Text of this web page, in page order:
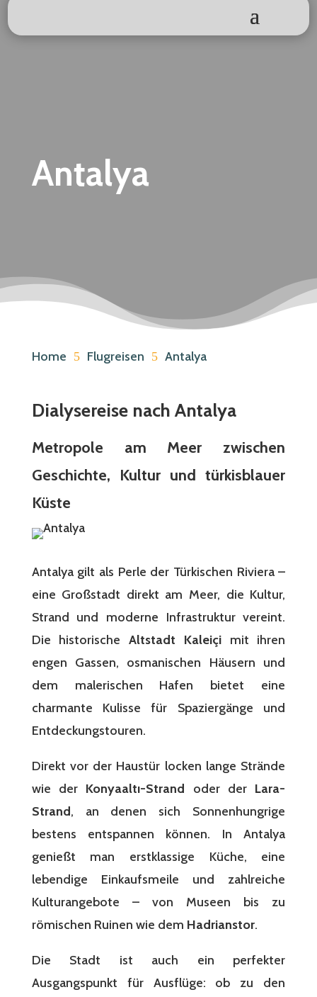
Antalya
Home 5 Flugreisen 5 Antalya
Dialysereise nach Antalya
Metropole am Meer zwischen
Geschichte, Kultur und türkisblauer
Küste
Antalya gilt als Perle der Türkischen Riviera –
eine Großstadt direkt am Meer, die Kultur,
Strand und moderne Infrastruktur vereint.
Die historischeAltstadt Kaleiçimit ihren
engen Gassen, osmanischen Häusern und
dem malerischen Hafen bietet eine
charmante Kulisse für Spaziergänge und
Entdeckungstouren.
Direkt vor der Haustür locken lange Strände
wie der Konyaaltı-Strand oder der Lara-
Strand, an denen sich Sonnenhungrige
bestens entspannen können. In Antalya
genießt man erstklassige Küche, eine
lebendige Einkaufsmeile und zahlreiche
Kulturangebote – von Museen bis zu
römischen Ruinen wie dem Hadrianstor.
Die Stadt ist auch ein perfekter
Ausgangspunkt für Ausflüge: ob zu den